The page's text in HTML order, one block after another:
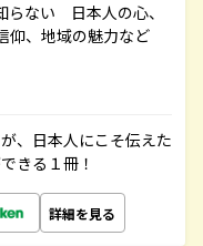
らない 日本人の心、
仰、地域の魅力など
、日本人にこそ伝えた
きる１冊！
詳細を見る